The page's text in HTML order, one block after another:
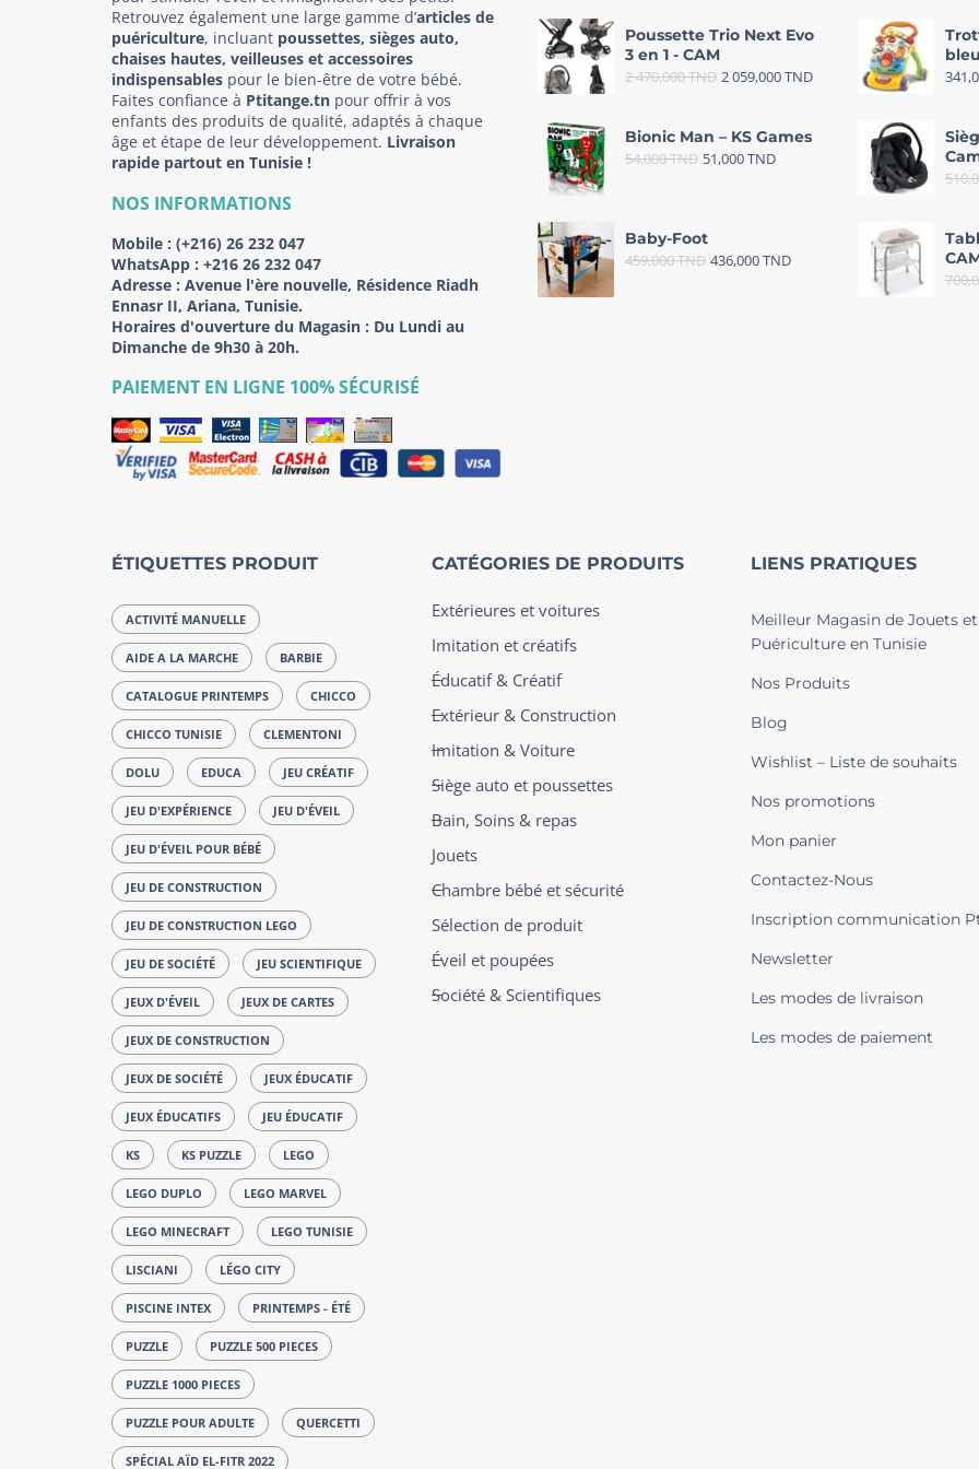
Retrouvez également une large gamme d’articles de
puériculture, incluant poussettes, sièges auto,
chaises hautes, veilleuses et accessoires
indispensables pour le bien-être de votre bébé.
Faites confiance à Ptitange.tn pour offrir à vos
enfants des produits de qualité, adaptés à chaque
âge et étape de leur développement. Livraison
rapide partout en Tunisie !
NOS INFORMATIONS
Mobile : (+216) 26 232 047
WhatsApp : +216 26 232 047
Adresse : Avenue l'ère nouvelle, Résidence Riadh
Ennasr II, Ariana, Tunisie.
Horaires d'ouverture du Magasin : Du Lundi au
Dimanche de 9h30 à 20h.
PAIEMENT EN LIGNE 100% SÉCURISÉ
Poussette Trio Next Evo
3 en 1 - CAM
2 470,000TND 2 059,000TND
Bionic Man – KS Games
54,000TND 51,000TND
Baby-Foot
459,000TND 436,000TND
ÉTIQUETTES PRODUIT
ACTIVITÉ MANUELLE
AIDE A LA MARCHE BARBIE
CATALOGUE PRINTEMPS CHICCO
CHICCO TUNISIE CLEMENTONI
DOLU EDUCA JEU CRÉATIF
JEU D'EXPÉRIENCE JEU D'ÉVEIL
JEU D'ÉVEIL POUR BÉBÉ
JEU DE CONSTRUCTION
JEU DE CONSTRUCTION LEGO
JEU DE SOCIÉTÉ JEU SCIENTIFIQUE
JEUX D'ÉVEIL JEUX DE CARTES
JEUX DE CONSTRUCTION
JEUX DE SOCIÉTÉ JEUX ÉDUCATIF
JEUX ÉDUCATIFS JEU ÉDUCATIF
KS KS PUZZLE LEGO
LEGO DUPLO LEGO MARVEL
LEGO MINECRAFT LEGO TUNISIE
LISCIANI LÉGO CITY
PISCINE INTEX PRINTEMPS - ÉTÉ
PUZZLE PUZZLE 500 PIECES
PUZZLE 1000 PIECES
PUZZLE POUR ADULTE QUERCETTI
SPÉCIAL AÏD EL-FITR 2022
CATÉGORIES DE PRODUITS
Extérieures et voitures
Imitation et créatifs
Éducatif & Créatif
Extérieur & Construction
Imitation & Voiture
Siège auto et poussettes
Bain, Soins & repas
Jouets
Chambre bébé et sécurité
Sélection de produit
Éveil et poupées
Société & Scientifiques
LIENS PRATIQUES
Meilleur Magasin de Jouets et
Puériculture en Tunisie
Nos Produits
Blog
Wishlist – Liste de souhaits
Nos promotions
Mon panier
Contactez-Nous
Inscription communication
Newsletter
Les modes de livraison
Les modes de paiement